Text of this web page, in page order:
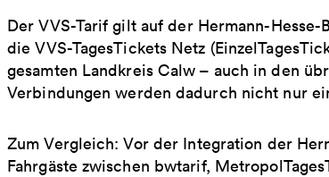
Der VVS-Tarif gilt auf der Hermann-
die VVS-TagesTickets Netz
gesamten Landkreis Calw – auch in den
Verbindungen werden dadurch nicht nur
Zum Vergleich: Vor der Integration der
Fahrgäste zwischen bwtarif,